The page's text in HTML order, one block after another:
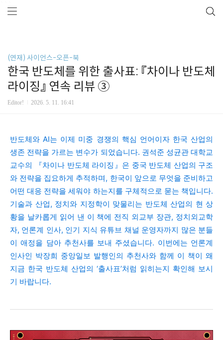
(연재) 사이언스-오픈-북
한국 반도체를 위한 출사표: 『차이나 반도체
라이징』 연속 리뷰 ③
Editor! 2026. 5. 11. 16:41
반도체와 AI는 이제 미중 경쟁의 핵심 언어이자 한국 산업의
생존 전략을 가르는 변수가 되었습니다. 권석준 성균관 대학교
교수의 『차이나 반도체 라이징』은 중국 반도체 산업의 구조
와 전략을 집요하게 추적하며, 한국이 앞으로 무엇을 준비하고
어떤 대응 전략을 세워야 하는지를 구체적으로 묻는 책입니다.
기술과 산업, 정치와 지정학이 맞물리는 반도체 산업의 현 상
황을 날카롭게 읽어 낸 이 책에 전직 외교부 장관, 정치외교학
자, 언론계 인사, 인기 지식 유튜브 채널 운영자까지 많은 분들
이 애정을 담아 추천사를 보내 주셨습니다. 이번에는 언론계
인사인 박장희 중앙일보 발행인의 추천사와 함께 이 책이 왜
지금 한국 반도체 산업의 ‘출사표’처럼 읽히는지 확인해 보시
기 바랍니다.